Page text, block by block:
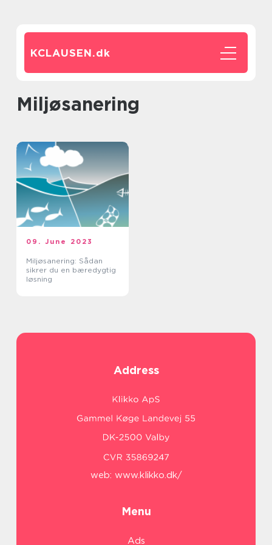
KCLAUSEN.dk
miljøsanering
09. June 2023
Miljøsanering: Sådan
sikrer du en bæredygtig
løsning
Address
web: www.klikko.dk/
Menu
Ads